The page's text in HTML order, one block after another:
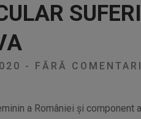
- FĂRĂ
a României şi component